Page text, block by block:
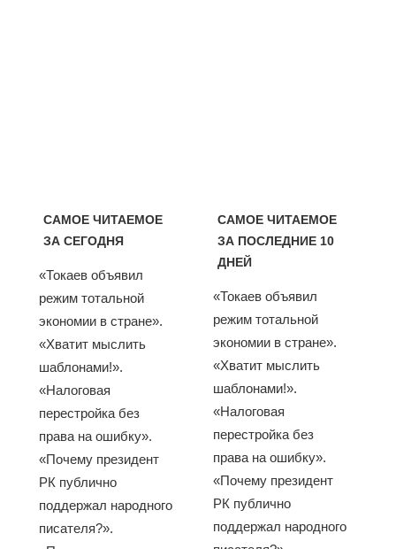
САМОЕ ЧИТАЕМОЕ
ЗА СЕГОДНЯ
«Токаев объявил
режим тотальной
экономии в стране».
«Хватит мыслить
шаблонами!».
«Налоговая
перестройка без
права на ошибку».
«Почему президент
РК публично
поддержал народного
писателя?».
САМОЕ ЧИТАЕМОЕ
ЗА ПОСЛЕДНИЕ 10
ДНЕЙ
«Токаев объявил
режим тотальной
экономии в стране».
«Хватит мыслить
шаблонами!».
«Налоговая
перестройка без
права на ошибку».
«Почему президент
РК публично
поддержал народного